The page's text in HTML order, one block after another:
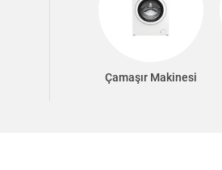
Çamaşır Makinesi